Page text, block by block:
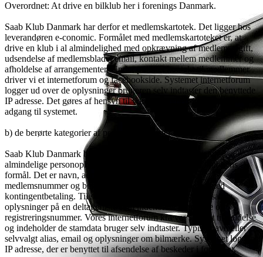
Overordnet: At drive en bilklub her i forenings Danmark.
Saab Klub Danmark har derfor et medlemskartotek. Det ligger hos
leverandøren e-conomic. Formålet med medlemskartoteket er, at
drive en klub i al almindelighed med opkrævning af medlemsafgift,
udsendelse af medlemsblade, email, kontakt mellem medlemmer og
afholdelse af arrangementer. Under punktet kontakt til medlemmer
driver vi et internetforum og facebookside. Systemet internetforum
logger ud over de oplysninger brugeren selv indtaster den benyttede
IP adresse. Det gøres af hensyn til vores mulighed for at administrere
adgang til systemet.
b) de berørte kategorier af personoplysninger
Saab Klub Danmark behandler og opbevarer udelukkende
almindelige personoplysninger, der er nødvendige for klubbens
formål. Det er navn, adresse, telefonnummer, email,
medlemsnummer og betalingsoplysninger i forbindelse med
kontingentbetaling. Til særlige arrangementer kan vi indsamle
oplysninger på en deltagerliste som indeholder bilmærke og
registreringsnummer. Vores internetforum kræver separat tilmeldelse
og indeholder de stamdata bruger selv indtaster. Typisk navn eller
selvvalgt alias, email og oplysninger om bilmærke. Systemet logger
IP adresse, der er benyttet til afsendelse af beskeder i forum' et.